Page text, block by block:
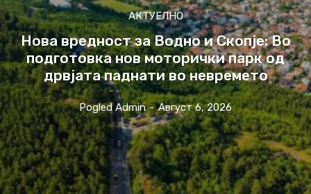
АКТУЕЛНО
Нова вредност за Водно и Скопје: Во
подготовка нов моторички парк од
дрвјата паднати во невремето
Pogled Admin - Август 6, 2026